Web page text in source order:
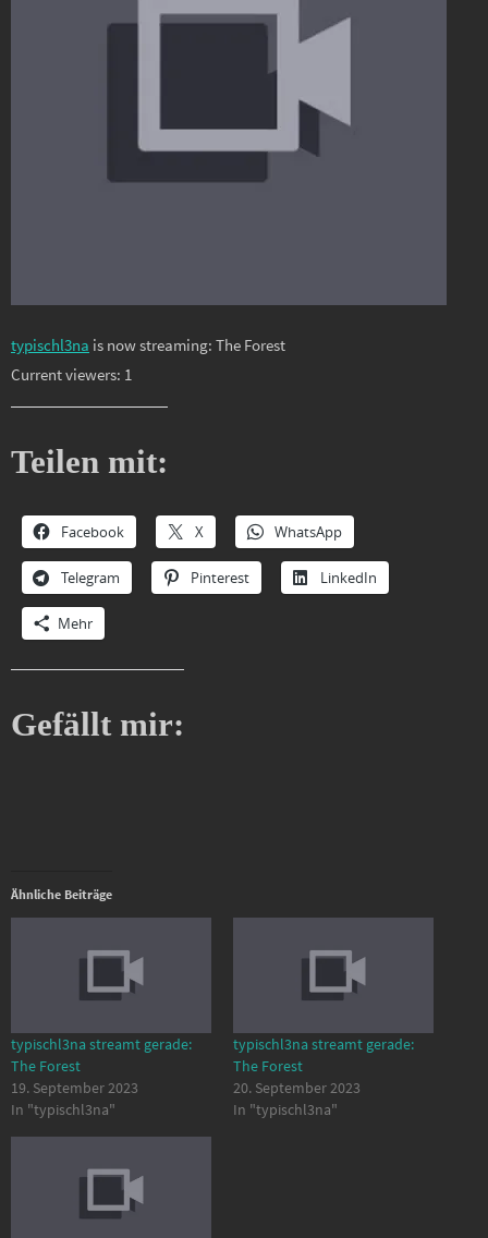
typischl3na is now streaming: The Forest
Current viewers: 1
Teilen mit:
Facebook X WhatsApp
Telegram Pinterest LinkedIn
Mehr
Gefällt mir:
Ähnliche Beiträge
typischl3na streamt gerade:
The Forest
19. September 2023
In "typischl3na"
typischl3na streamt gerade:
The Forest
20. September 2023
In "typischl3na"